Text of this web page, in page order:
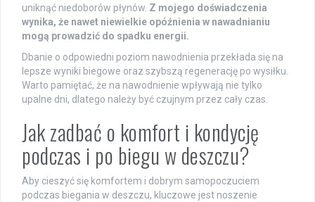
uniknąć niedoborów płynów. Z mojego doświadczenia
wynika, że nawet niewielkie opóźnienia w nawadnianiu
mogą prowadzić do spadku energii.
Dbanie o odpowiedni poziom nawodnienia przekłada się na
lepsze wyniki biegowe oraz szybszą regenerację po wysiłku.
Warto pamiętać, że na nawodnienie wpływają nie tylko
upalne dni, dlatego należy być czujnym przez cały czas.
Jak zadbać o komfort i kondycję
podczas i po biegu w deszczu?
Aby cieszyć się komfortem i dobrym samopoczuciem
podczas biegania w deszczu, kluczowe jest noszenie